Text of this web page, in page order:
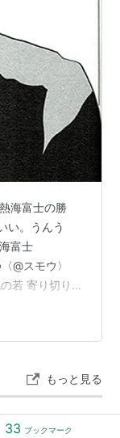
海富士の勝
い。うんう
富士
@スモウ〉
若 寄り切りで
たいな勝ち
押し出しで平
東白龍の勝
…
もっと見る
33 ブックマーク